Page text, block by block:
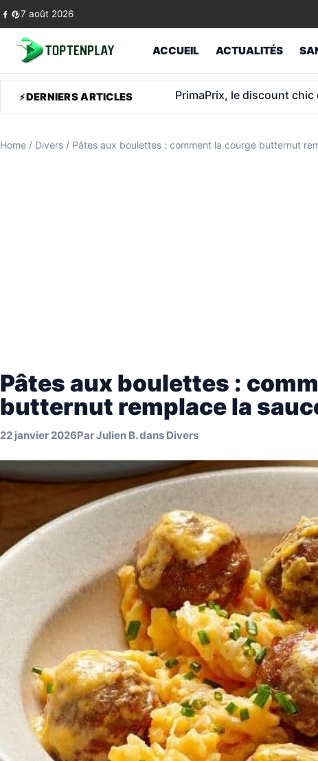
Skip to content
7 août 2026
ACCUEIL ACTUALITÉS
DERNIERS ARTICLES Retraite militaire à 48 ans:
Home / Divers / Pâtes aux boulettes : comment la courge butternut
Pâtes aux boulettes :
butternut remplace la
22 janvier 2026ParJulien B.dans Divers